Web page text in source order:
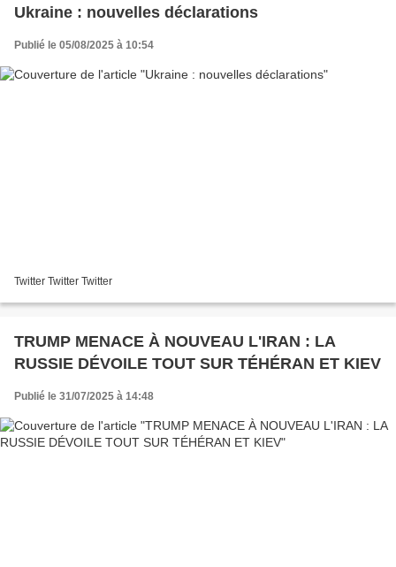
Ukraine : nouvelles déclarations
Publié le 05/08/2025 à 10:54
Twitter Twitter Twitter
TRUMP MENACE À NOUVEAU L'IRAN : LA
RUSSIE DÉVOILE TOUT SUR TÉHÉRAN ET KIEV
Publié le 31/07/2025 à 14:48